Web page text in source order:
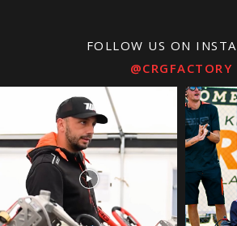
FOLLOW US ON
@CRGFACTORY